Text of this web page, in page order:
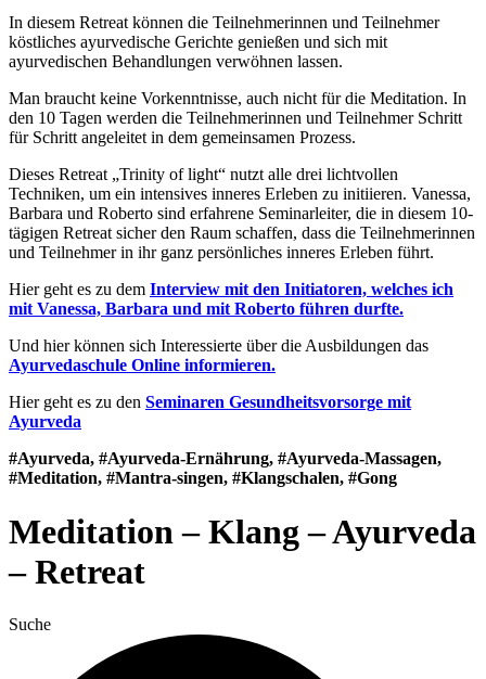
In diesem Retreat können die Teilnehmerinnen und Teilnehmer
köstliches ayurvedische Gerichte genießen und sich mit
ayurvedischen Behandlungen verwöhnen lassen.
Man braucht keine Vorkenntnisse, auch nicht für die Meditation. In
den 10 Tagen werden die Teilnehmerinnen und Teilnehmer Schritt
für Schritt angeleitet in dem gemeinsamen Prozess.
Dieses Retreat „Trinity of light“ nutzt alle drei lichtvollen
Techniken, um ein intensives inneres Erleben zu initiieren. Vanessa,
Barbara und Roberto sind erfahrene Seminarleiter, die in diesem 10-
tägigen Retreat sicher den Raum schaffen, dass die Teilnehmerinnen
und Teilnehmer in ihr ganz persönliches inneres Erleben führt.
Hier geht es zu dem Interview mit den Initiatoren, welches ich
mit Vanessa, Barbara und mit Roberto führen durfte.
Und hier können sich Interessierte über die Ausbildungen das
Ayurvedaschule Online informieren.
Hier geht es zu den Seminaren Gesundheitsvorsorge mit
Ayurveda
#Ayurveda, #Ayurveda-Ernährung, #Ayurveda-Massagen,
#Meditation, #Mantra-singen, #Klangschalen, #Gong
Meditation – Klang – Ayurveda
– Retreat
Suche